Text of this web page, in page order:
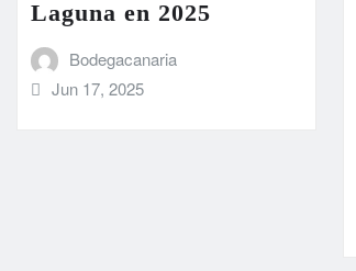
Laguna en 2025
Bodegacanaria
Jun 17, 2025